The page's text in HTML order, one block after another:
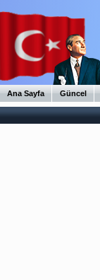
Ana Sayfa Güncel